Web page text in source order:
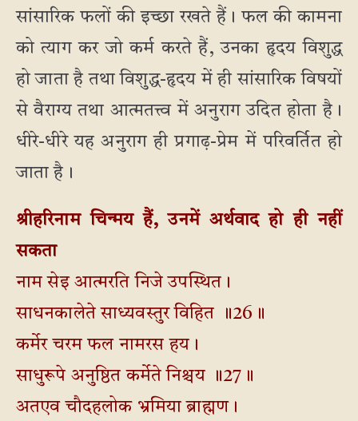
सांसारिक फलों की इच्छा रखते हैं। फल की कामना
को त्याग कर जो कर्म करते हैं, उनका हृदय विशुद्ध
हो जाता है तथा विशुद्ध-हृदय में ही सांसारिक विषयों
से वैराग्य तथा आत्मतत्त्व में अनुराग उदित होता है।
धीरे-धीरे यह अनुराग ही प्रगाढ़-प्रेम में परिवर्तित हो
जाता है।
श्रीहरिनाम चिन्मय हैं, उनमें अर्थवाद हो ही नहीं
सकता
नाम सेइ आत्मरति निजे उपस्थित।
साधनकालेते साध्यवस्तुर विहित ॥26॥
कर्मेर चरम फल नामरस हय।
साधुरूपे अनुष्ठित कर्मेते निश्चय ॥27॥
अतएव चौदहलोक भ्रमिया ब्राह्मण।